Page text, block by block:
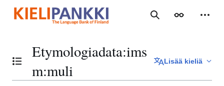
sisältöön
Haku Ulkoasu
Vaihda sisällysluettelo
Etymologiadata:ims
m:muli
Lisää kieliä